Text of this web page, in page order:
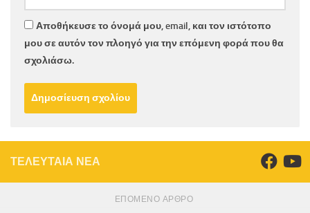
Αποθήκευσε το όνομά μου, email, και τον ιστότοπο
μου σε αυτόν τον πλοηγό για την επόμενη φορά που θα
σχολιάσω.
ΤΕΛΕΥΤΑΙΑ ΝΕΑ
ΕΠΌΜΕΝΟ ΆΡΘΡΟ